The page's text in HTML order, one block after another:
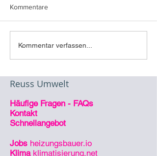
Interne
Kommentare
Kommentar verfassen...
Reuss Umwelt
Häufige Fragen - FAQs
Kontakt
Schnellangebot
Jobs heizungsbauer.io
Klima klimatisierung.net